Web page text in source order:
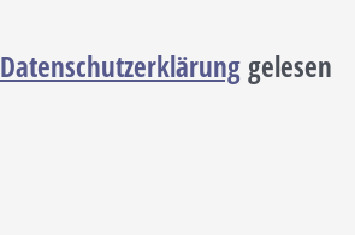
Datenschutzerklärung gelesen